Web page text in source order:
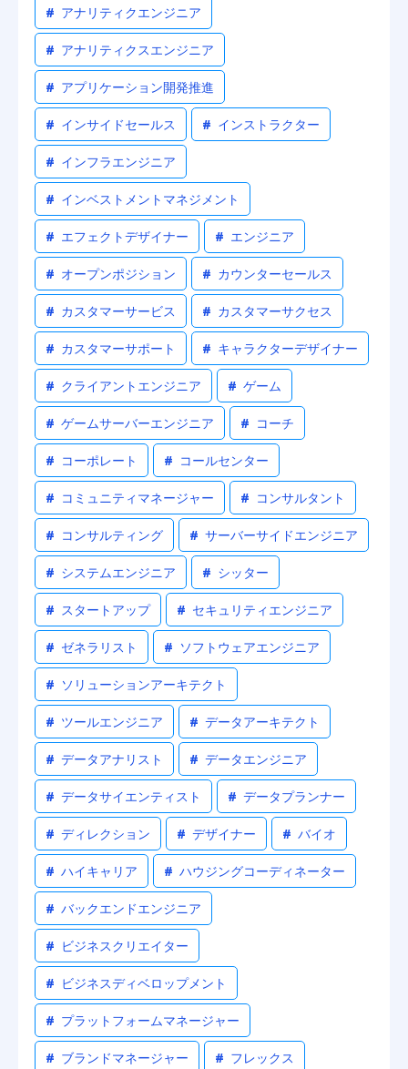
# アナリティクエンジニア
# アナリティクスエンジニア
# アプリケーション開発推進
# インサイドセールス # インストラクター
# インフラエンジニア
# インベストメントマネジメント
# エフェクトデザイナー # エンジニア
# オープンポジション # カウンターセールス
# カスタマーサービス # カスタマーサクセス
# カスタマーサポート # キャラクターデザイナー
# クライアントエンジニア # ゲーム
# ゲームサーバーエンジニア # コーチ
# コーポレート # コールセンター
# コミュニティマネージャー # コンサルタント
# コンサルティング # サーバーサイドエンジニア
# システムエンジニア # シッター
# スタートアップ # セキュリティエンジニア
# ゼネラリスト # ソフトウェアエンジニア
# ソリューションアーキテクト
# ツールエンジニア # データアーキテクト
# データアナリスト # データエンジニア
# データサイエンティスト # データプランナー
# ディレクション # デザイナー # バイオ
# ハイキャリア # ハウジングコーディネーター
# バックエンドエンジニア
# ビジネスクリエイター
# ビジネスディベロップメント
# プラットフォームマネージャー
# ブランドマネージャー # フレックス